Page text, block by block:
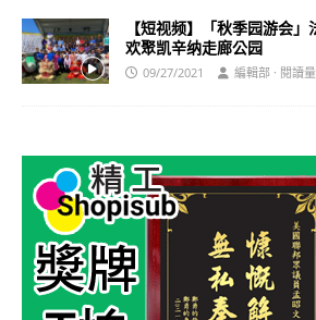
【短视频】「秋季园游会
欢聚凯辛纳走廊公园
09/27/2021 編輯部 · 閱讀